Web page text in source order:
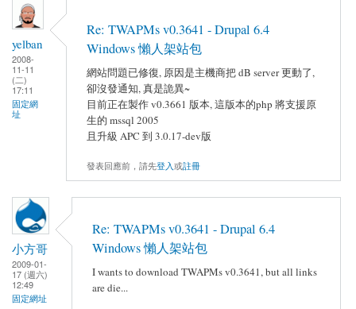
yelban
2008-
11-11
(二)
17:11
固定網
址
Re: TWAPMs v0.3641 - Drupal 6.4
Windows 懶人架站包
網站問題已修復, 原因是主機商把 dB server 更動了,
卻沒發通知, 真是詭異~
目前正在製作 v0.3661 版本, 這版本的php 將支援原
生的 mssql 2005
且升級 APC 到 3.0.17-dev版
發表回應前，請先登入或註冊
小方哥
2009-01-
17 (週六)
12:49
固定網址
Re: TWAPMs v0.3641 - Drupal 6.4
Windows 懶人架站包
I wants to download TWAPMs v0.3641, but all links
are die...